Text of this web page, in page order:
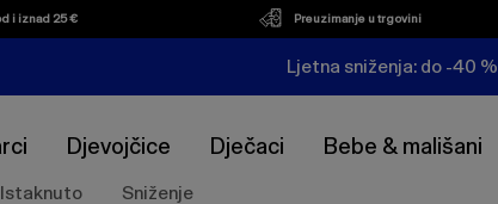
i iznad 25 € Preuzimanje u trgovini
Ljetna sniženja: do -40 %
Djevojčice Dječaci Bebe & mališani
Istaknuto Sniženje